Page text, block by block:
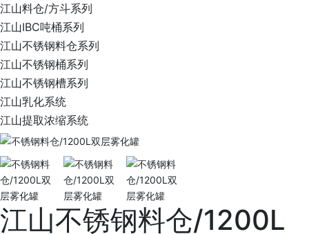
江山料仓/方斗系列
江山IBC吨桶系列
江山不锈钢料仓系列
江山不锈钢桶系列
江山不锈钢槽系列
江山乳化系统
江山提取浓缩系统
江山不锈钢料仓/1200L